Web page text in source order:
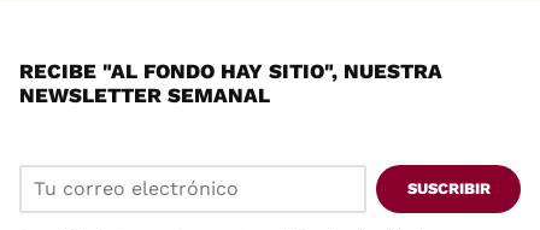
RECIBE "AL FONDO HAY SITIO", NUESTRA
NEWSLETTER SEMANAL
SUSCRIBIR